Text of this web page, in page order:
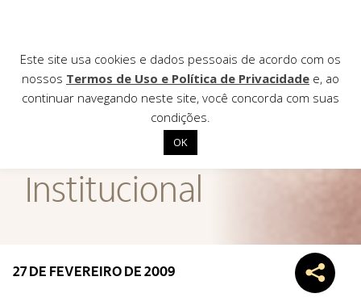
Institucional
Institucional
27 DE FEVEREIRO DE 2009
Este site usa cookies e dados pessoais de acordo com os
nossos Termos de Uso e Política de Privacidade e, ao
continuar navegando neste site, você concorda com suas
condições.
OK